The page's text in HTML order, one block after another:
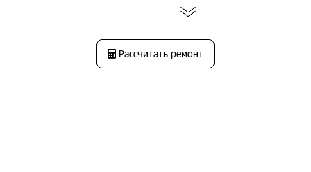
Рассчитать ремонт